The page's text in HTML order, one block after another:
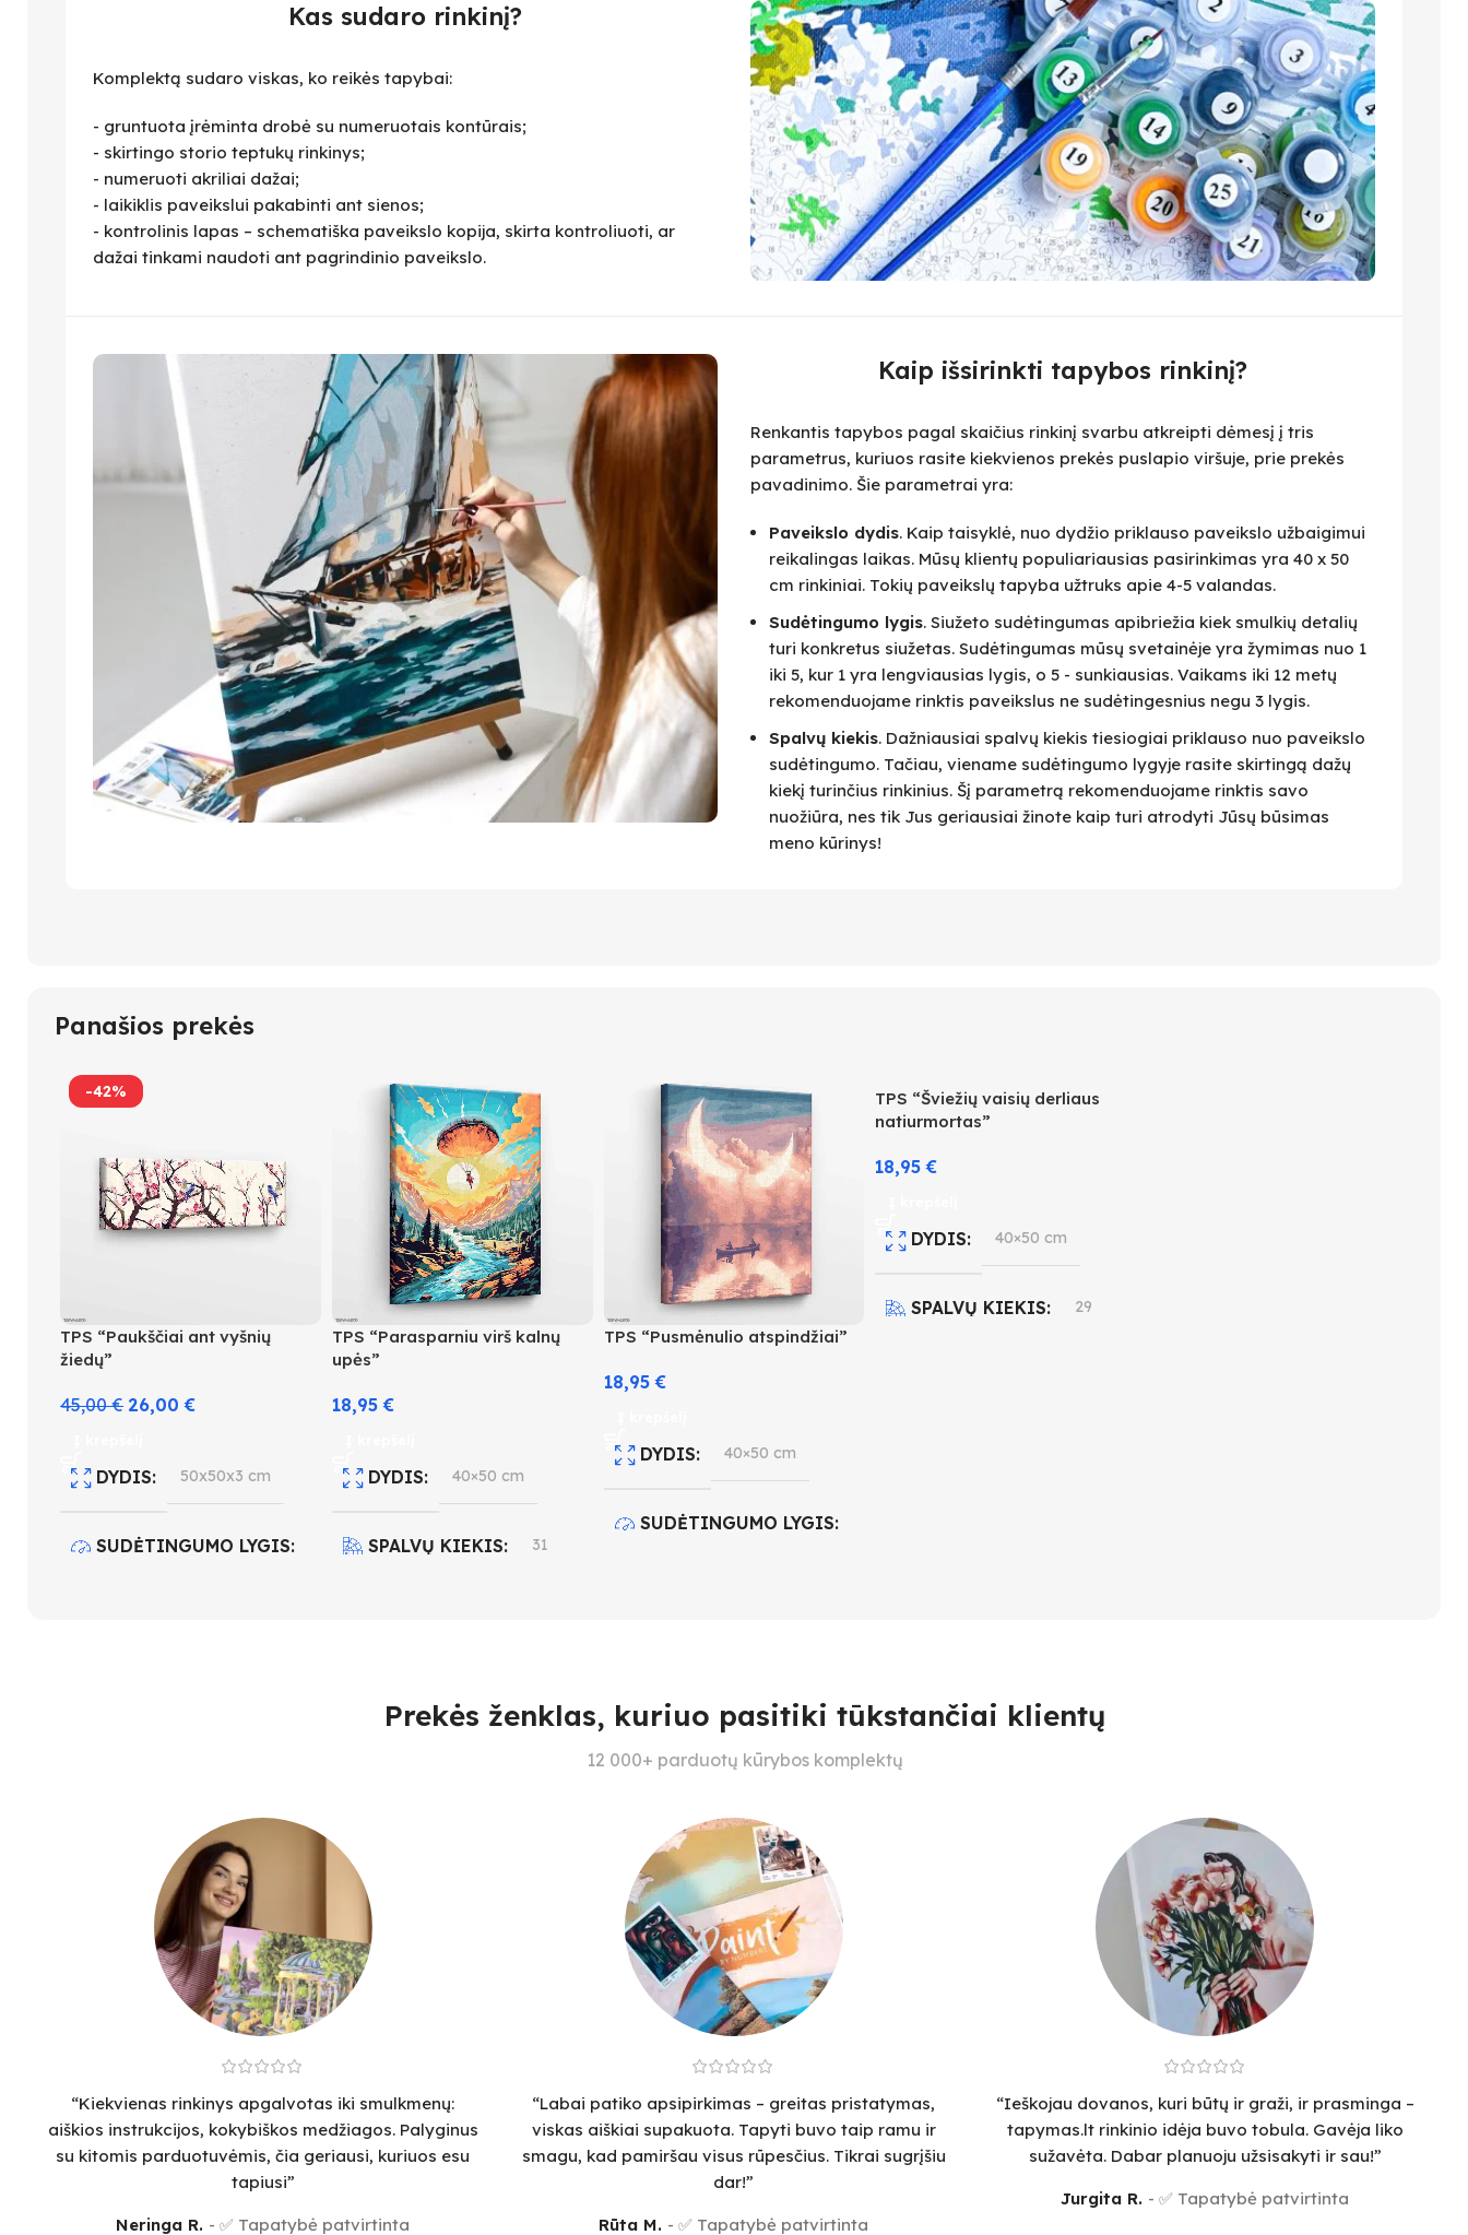
Kas sudaro rinkinį?
Komplektą sudaro viskas, ko reikės tapybai:
- gruntuota įrėminta drobė su numeruotais kontūrais;
- skirtingo storio teptukų rinkinys;
- numeruoti akriliai dažai;
- laikiklis paveikslui pakabinti ant sienos;
- kontrolinis lapas – schematiška paveikslo kopija, skirta kontroliuoti, ar
dažai tinkami naudoti ant pagrindinio paveikslo.
Kaip išsirinkti tapybos rinkinį?
Renkantis tapybos pagal skaičius rinkinį svarbu atkreipti dėmesį į tris
parametrus, kuriuos rasite kiekvienos prekės puslapio viršuje, prie prekės
pavadinimo. Šie parametrai yra:
Paveikslo dydis. Kaip taisyklė, nuo dydžio priklauso paveikslo užbaigimui
reikalingas laikas. Mūsų klientų populiariausias pasirinkimas yra 40 x 50
cm rinkiniai. Tokių paveikslų tapyba užtruks apie 4-5 valandas.
Sudėtingumo lygis. Siužeto sudėtingumas apibriežia kiek smulkių detalių
turi konkretus siužetas. Sudėtingumas mūsų svetainėje yra žymimas nuo 1
iki 5, kur 1 yra lengviausias lygis, o 5 - sunkiausias. Vaikams iki 12 metų
rekomenduojame rinktis paveikslus ne sudėtingesnius negu 3 lygis.
Spalvų kiekis. Dažniausiai spalvų kiekis tiesiogiai priklauso nuo paveikslo
sudėtingumo. Tačiau, viename sudėtingumo lygyje rasite skirtingą dažų
kiekį turinčius rinkinius. Šį parametrą rekomenduojame rinktis savo
nuožiūra, nes tik Jus geriausiai žinote kaip turi atrodyti Jūsų būsimas
meno kūrinys!
Panašios prekės
-42%
TPS “Paukščiai ant vyšnių
žiedų”
45,00€ 26,00€
DYDIS 50x50x3 cm
SUDĖTINGUMO LYGIS
TPS “Parasparniu virš kalnų
upės”
18,95€
DYDIS 40×50 cm
SPALVŲ KIEKIS 31
TPS “Pusmėnulio atspindžiai”
18,95€
DYDIS 40×50 cm
SUDĖTINGUMO LYGIS
TPS “Šviežių vaisių derliaus
natiurmortas”
18,95€
DYDIS 40×50 cm
SPALVŲ KIEKIS 29
Prekės ženklas, kuriuo pasitiki tūkstančiai klientų
12 000+ parduotų kūrybos komplektų
“Kiekvienas rinkinys apgalvotas iki smulkmenų:
aiškios instrukcijos, kokybiškos medžiagos. Palyginus
su kitomis parduotuvėmis, čia geriausi, kuriuos esu
tapiusi”
Neringa R. ✅ Tapatybė patvirtinta
“Labai patiko apsipirkimas – greitas pristatymas,
viskas aiškiai supakuota. Tapyti buvo taip ramu ir
smagu, kad pamiršau visus rūpesčius. Tikrai sugrįšiu
dar!”
Rūta M. ✅ Tapatybė patvirtinta
“Ieškojau dovanos, kuri būtų ir graži, ir prasminga –
tapymas.lt rinkinio idėja buvo tobula. Gavėja liko
sužavėta. Dabar planuoju užsisakyti ir sau!”
Jurgita R. ✅ Tapatybė patvirtinta